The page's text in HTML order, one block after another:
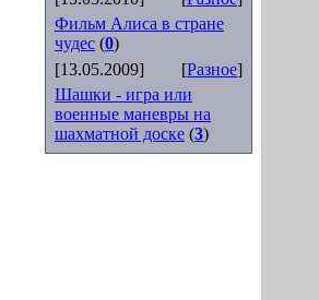
Фильм Алиса в стране
чудес (0)
[13.05.2009]
[Разное]
Шашки - игра или
военные маневры на
шахматной доске (3)